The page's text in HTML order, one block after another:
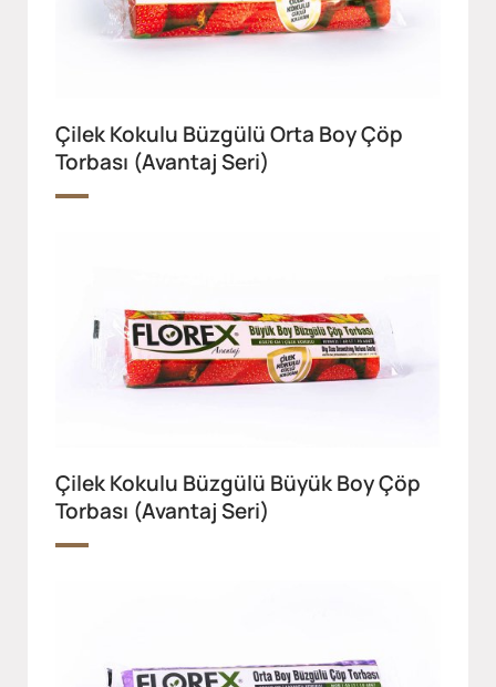
Çilek Kokulu Büzgülü Orta Boy Çöp
Torbası (Avantaj Seri)
Çilek Kokulu Büzgülü Büyük Boy Çöp
Torbası (Avantaj Seri)